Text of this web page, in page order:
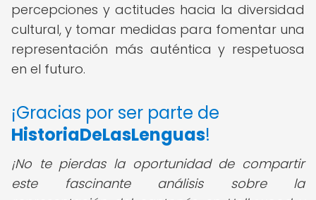
percepciones y actitudes hacia la diversidad
cultural, y tomar medidas para fomentar una
representación más auténtica y respetuosa
en el futuro.
¡Gracias por ser parte de
HistoriaDeLasLenguas!
¡No te pierdas la oportunidad de compartir
este fascinante análisis sobre la